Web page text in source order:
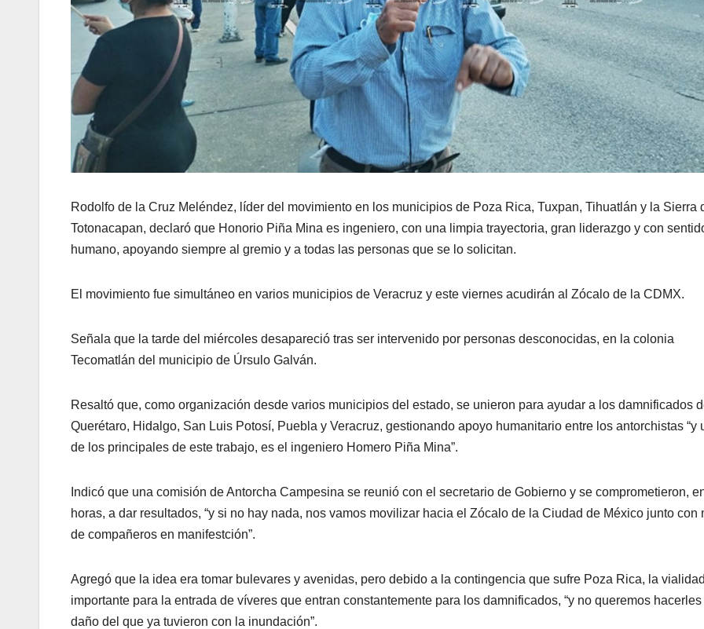
Rodolfo de la Cruz Meléndez, líder del movimiento en los municipios de Poza Rica, Tuxpan, Tihuatlán y la Sierra
Totonacapan, declaró que Honorio Piña Mina es ingeniero, con una limpia trayectoria, gran liderazgo y con
humano, apoyando siempre al gremio y a todas las personas que se lo solicitan.
El movimiento fue simultáneo en varios municipios de Veracruz y este viernes acudirán al Zócalo de la CDMX.
Señala que la tarde del miércoles desapareció tras ser intervenido por personas desconocidas, en la colonia
Tecomatlán del municipio de Úrsulo Galván.
Resaltó que, como organización desde varios municipios del estado, se unieron para ayudar a los damnificados
Querétaro, Hidalgo, San Luis Potosí, Puebla y Veracruz, gestionando apoyo humanitario entre los antorchistas “y
de los principales de este trabajo, es el ingeniero Homero Piña Mina”.
Indicó que una comisión de Antorcha Campesina se reunió con el secretario de Gobierno y se comprometieron,
horas, a dar resultados, “y si no hay nada, nos vamos movilizar hacia el Zócalo de la Ciudad de México junto con
de compañeros en manifestción”.
Agregó que la idea era tomar bulevares y avenidas, pero debido a la contingencia que sufre Poza Rica, la
importante para la entrada de víveres que entran constantemente para los damnificados, “y no queremos
daño del que ya tuvieron con la inundación”.